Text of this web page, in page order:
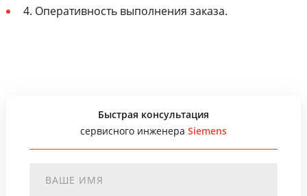
4. Оперативность выполнения заказа.
Быстрая консультация
сервисного инженера Siemens